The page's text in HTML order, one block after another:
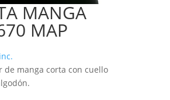
MANGA
MAP
de manga corta con cuello